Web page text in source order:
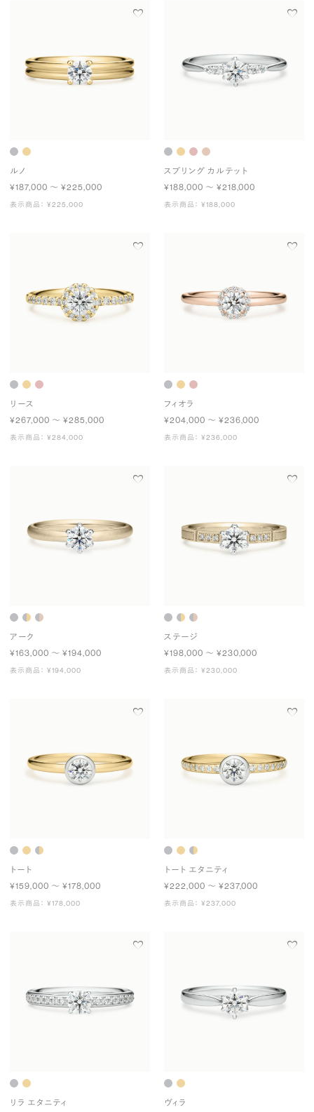
ルノ
¥187,000 〜 ¥225,000
表示商品： ¥225,000
スプリング カルテット
¥188,000 〜 ¥218,000
表示商品： ¥188,000
リース
¥267,000 〜 ¥285,000
表示商品： ¥284,000
フィオラ
¥204,000 〜 ¥236,000
表示商品： ¥236,000
アーク
¥163,000 〜 ¥194,000
表示商品： ¥194,000
ステージ
¥198,000 〜 ¥230,000
表示商品： ¥230,000
トート
¥159,000 〜 ¥178,000
表示商品： ¥178,000
トート エタニティ
¥222,000 〜 ¥237,000
表示商品： ¥237,000
リラ エタニティ ヴィラ